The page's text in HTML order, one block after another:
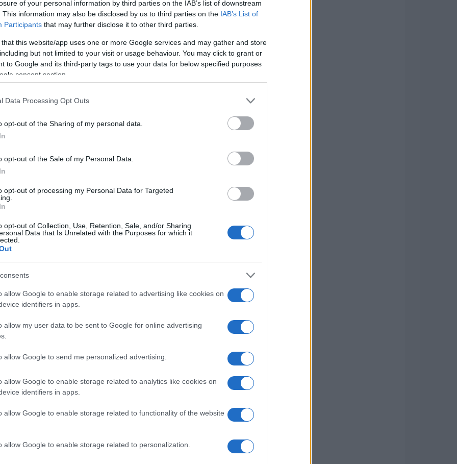
of your personal information by third parties on the IAB’s list of downstream
This information may also be disclosed by us to third parties on the IAB’s List of
Participants that may further disclose it to other third parties.
that this website/app uses one or more Google services and may gather and store
but not limited to your visit or usage behaviour. You may click to grant or
to Google and its third-party tags to use your data for below specified purposes
consent section.
Data Processing Opt Outs
opt-out of the Sharing of my personal data.
opt-out of the Sale of my Personal Data.
opt-out of processing my Personal Data for Targeted
opt-out of Collection, Use, Retention, Sale, and/or Sharing
Data that Is Unrelated with the Purposes for which it
allow Google to enable storage related to advertising like cookies on
identifiers in apps.
allow my user data to be sent to Google for online advertising
allow Google to send me personalized advertising.
allow Google to enable storage related to analytics like cookies on
identifiers in apps.
allow Google to enable storage related to functionality of the website
allow Google to enable storage related to personalization.
consacrés aux startups et à la technologie,
investisseurs, institutions publiques et
de VivaTechet coïncide avec le 140ᵉ
la Corée et la France — une occasion symbolique de
entre les deux pays.
et transformation numérique, technologies
et bien-être, ainsi que contenu et impact social.
dans le cadre du programme officiel
parmi leTop 30 mondial. Ce programme met
relever les grands défis environnementaux,